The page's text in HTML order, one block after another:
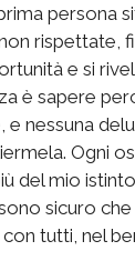
persona
rispettate,
e si
è sapere
e nessuna
Ogni
del mio
sicuro che
tutti, nel